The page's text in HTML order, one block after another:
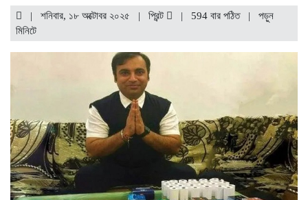
মার্কিন দূতাবাসের
বিজয়ে তারেক রহমানকে অভিনন্দন
মালয়েশিয়া প্রধানমন্ত্রীর
ত্রয়োদশ জাতীয় সংসদ নির্বাচনে বিজয়
লাভে তারেক রহমানকে অভিনন্দন
জানালেন মার্কিন পররাষ্ট্রমন্ত্রী
ত্রয়োদশ জাতীয় সংসদ নির্বাচনের
বিজয়ে তারেক রহমানকে অভিনন্দন
নেপালের প্রধানমন্ত্রীর
| শনিবার, ১৮ অক্টোবর ২০২৫ | প্রিন্ট | 594 বার পঠিত
| পড়ুন
মিনিটে